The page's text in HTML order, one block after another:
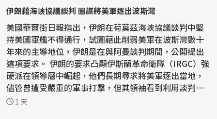
伊朗藉海峽協議談判 圖謀將美軍逐出波斯灣
美國華爾街日報指出，伊朗在荷莫茲海峽協議談判中堅
持美國軍艦不得通行，試圖藉此削弱美軍在波斯灣數十
年來的主導地位，伊朗是在與阿曼談判期間，公開提出
這項要求。 伊朗的要求凸顯伊斯蘭革命衛隊（IRGC）強
硬派在領導層中崛起，他們長期尋求將美軍逐出當地，
儘管曾遭受嚴重的軍事打擊，但其領袖看到利用談判動
搖...1 天